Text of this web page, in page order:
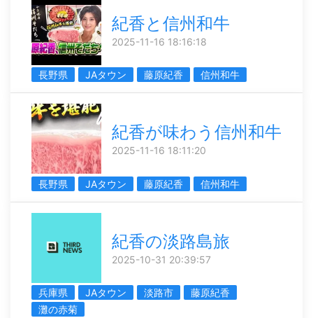
紀香と信州和牛
2025-11-16 18:16:18
長野県 JAタウン 藤原紀香 信州和牛
紀香が味わう信州和牛
2025-11-16 18:11:20
長野県 JAタウン 藤原紀香 信州和牛
紀香の淡路島旅
2025-10-31 20:39:57
兵庫県 JAタウン 淡路市
藤原紀香
灘の赤菊